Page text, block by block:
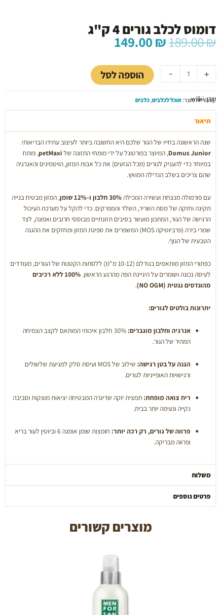
דומוס לכלב גורים 4 ק"ג
189.00₪ המחיר
המקורי
היה:
189.00 ₪.
149.00₪ המחיר
הוא:
149.00 ₪. -
של
דומוס
גורים
4
+ הוספה לסל
יצרן: wilki
קטגוריות מוצר:אוכל לכלבים,כלבים
תיאור
שנה הראשונה בחייו של הגור שלכם היא החשובה ביותר לעיצוב עתידו הבריאותי.
Domus Junior, המיוצר בפורטוגל על ידי מומחי התזונה של petMaxi, פותח
במיוחד כדי להעניק לגורים (מכל הגזעים) את כל אבות המזון, הויטמינים והאנרגיה
שהם צריכים בשלב הגדילה המואץ.
עם פורמולה מנצחת ועשירה המכילה30% חלבון ו-12% שומן
, המזון מבטיח בנייה
תקינה וחזקה של מסת השריר, השלד והמפרקים. כדי להקל על מערכת העיכול
הרגישה של הגור, המתכון מועשר בסיבים תזונתיים מבוססי חרובים ואפונה, לצד
שמרי בירה (פרביוטיקה MOS) המשפרים את ספיגת המזון ומחזקים את ההגנה
הטבעית של הגוף.
כפתורי המזון מותאמים בגודלם (10-12 מ"מ) ללסתות הקטנות של הגורים, מעודדים
לעיסה נכונה ושומרים על היגיינת הפה מהרגע הראשון.
100% ללא רכיבים
מהונדסים גנטית (NO OGM)
.
יתרונות בולטים לגורים:
אנרגיה וחלבון מוגברים:
30% חלבון איכותי המותאם לקצב הצמיחה
המהיר של הגור.
הגנה על בטן רגישה:
שילוב של MOS ועיסת סלק למניעת שלשולים
ורגישויות האופייניות לגורים.
ריח צואה מופחת: תמצית יוקה שדיגרה המבטיחה יציאות מוצקות וסביבה
נקייה ונעימה יותר בבית.
פרווה של גורים, רק רכה יותר:
חומצות שומן אומגה 6 וביוטין לעור בריא
ופרווה מבריקה.
משלוח
פרטים נוספים
מוצרים קשורים